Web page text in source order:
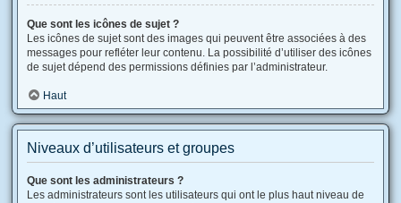
Que sont les icônes de sujet ?
Les icônes de sujet sont des images qui peuvent être associées à des
messages pour refléter leur contenu. La possibilité d’utiliser des icônes
de sujet dépend des permissions définies par l’administrateur.
Haut
Niveaux d’utilisateurs et groupes
Que sont les administrateurs ?
Les administrateurs sont les utilisateurs qui ont le plus haut niveau de